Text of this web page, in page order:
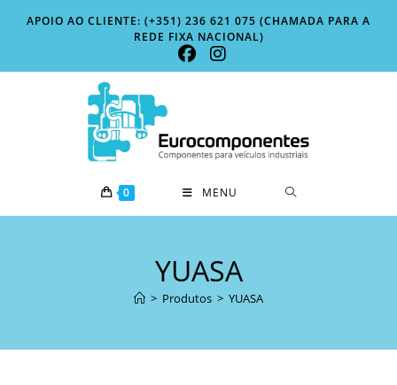
APOIO AO CLIENTE: (+351) 236 621 075 (CHAMADA PARA A
REDE FIXA NACIONAL)
0 MENU
YUASA
> Produtos > YUASA